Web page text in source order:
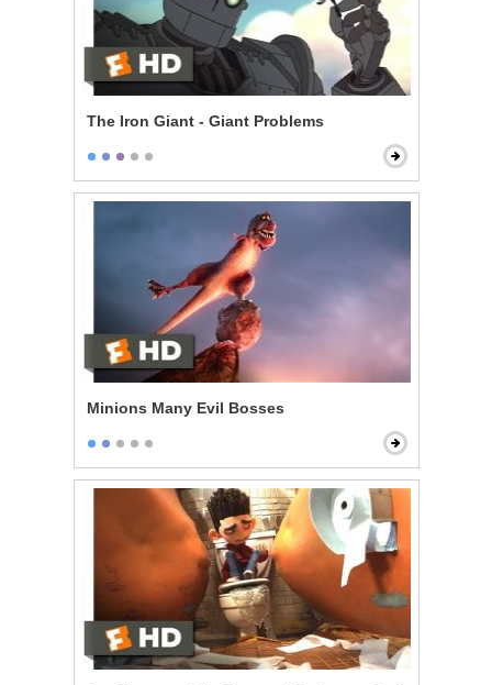
The Iron Giant - Giant Problems
Minions Many Evil Bosses